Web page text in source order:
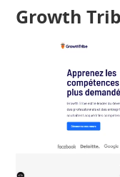
Growth